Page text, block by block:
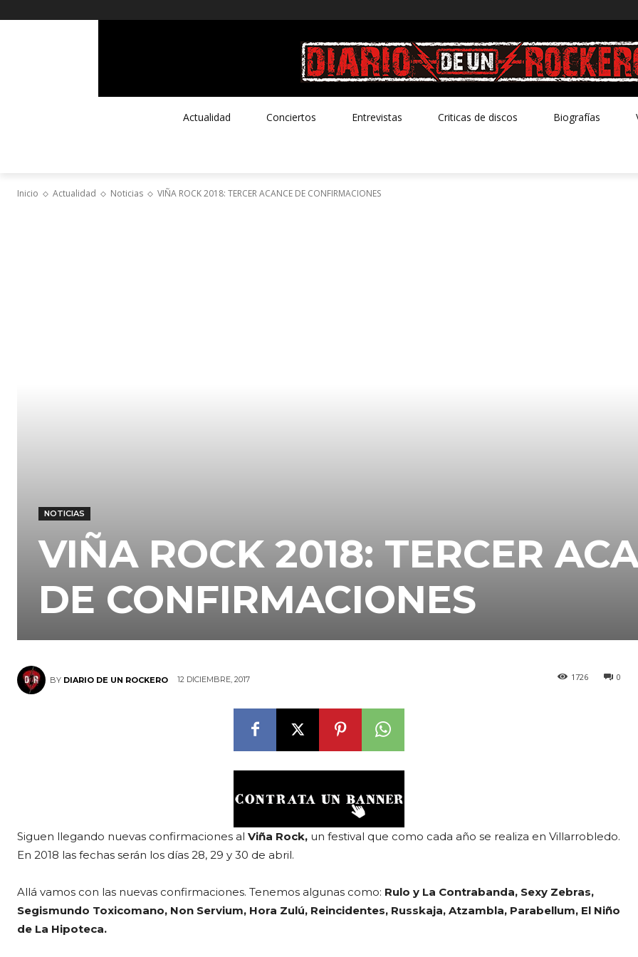
Actualidad Conciertos Entrevistas Criticas de discos Biografías
Inicio Actualidad Noticias VIÑA ROCK 2018: TERCER ACANCE DE CONFIRMACIONES
NOTICIAS
VIÑA ROCK 2018: TERCER
DE CONFIRMACIONES
BY DIARIO DE UN ROCKERO 12 DICIEMBRE, 2017 0
1726
Siguen llegando nuevas confirmaciones al Viña Rock, un festival que como cada año se realiza en Villarrobledo.
En 2018 las fechas serán los días 28, 29 y 30 de abril.
Allá vamos con las nuevas confirmaciones. Tenemos algunas como: Rulo y La Contrabanda, Sexy Zebras,
Segismundo Toxicomano, Non Servium, Hora Zulú, Reincidentes, Russkaja, Atzambla, Parabellum, El Niño
de La Hipoteca.